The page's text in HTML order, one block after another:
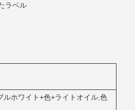
ラベル
ルホワイト+色+ライトオイル,色